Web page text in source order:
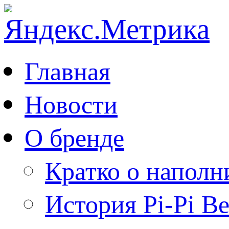
Главная
Новости
О бренде
Кратко о
История Pi-Pi